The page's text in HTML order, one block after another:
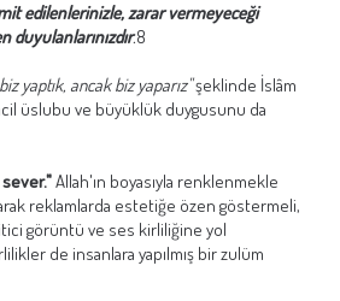
edilenlerinizle, zarar vermeyeceği
duyulanlarınızdır.8
yaptık, ancak biz yaparız"şeklinde İslâm
üslubu ve büyüklük duygusunu da
Allah'ın boyasıyla renklenmekle
reklamlarda estetiğe özen göstermeli,
görüntü ve ses kirliliğine yol
de insanlara yapılmış bir zulüm